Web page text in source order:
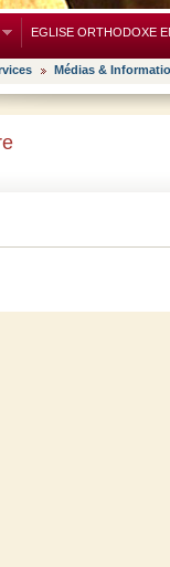
EGLISE ORTHODOXE
Médias &